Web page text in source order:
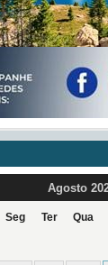
Agosto
Seg Ter Qua